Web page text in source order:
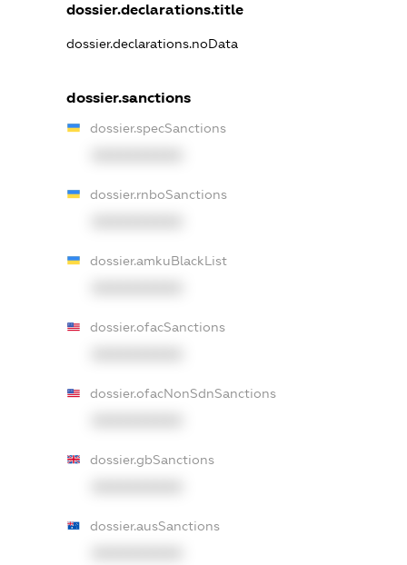
dossier.declarations.title
dossier.declarations.noData
dossier.sanctions
dossier.specSanctions
dossier.rnboSanctions
dossier.amkuBlackList
dossier.ofacSanctions
dossier.ofacNonSdnSanctions
dossier.gbSanctions
dossier.ausSanctions